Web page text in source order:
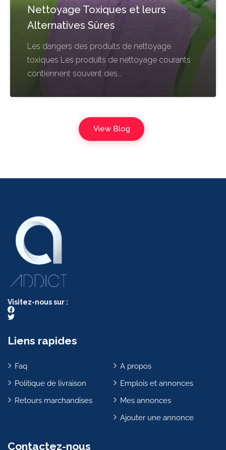
Nettoyage Toxiques et leurs
Alternatives Sûres
Les dangers des produits de nettoyage
toxiques Les produits de nettoyage courants
contiennent souvent des...
View Blog
Visitez-nous sur :
Liens rapides
Faq
Politique de livraison
Retours marchandises
A propos
Emplois et annonces
Mes annonces
Ajouter une annonce
Contactez-nous